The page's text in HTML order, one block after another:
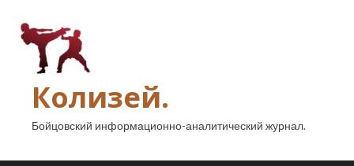
Колизей.
Бойцовский информационно-аналитический журнал.